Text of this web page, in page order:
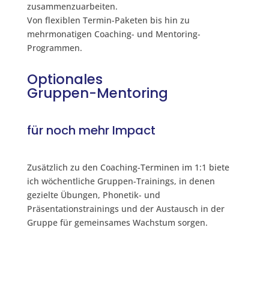
zusammenzuarbeiten.
Von flexiblen Termin-Paketen bis hin zu
mehrmonatigen Coaching- und Mentoring-
Programmen.
Optionales
Gruppen-Mentoring
für noch mehr Impact
Zusätzlich zu den Coaching-Terminen im 1:1 biete
ich wöchentliche Gruppen-Trainings, in denen
gezielte Übungen, Phonetik- und
Präsentationstrainings und der Austausch in der
Gruppe für gemeinsames Wachstum sorgen.